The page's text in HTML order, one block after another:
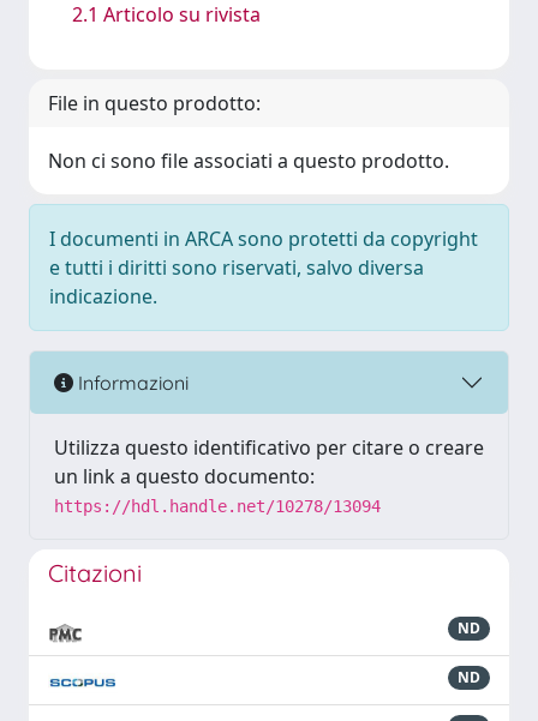
2.1 Articolo su rivista
File in questo prodotto:
Non ci sono file associati a questo prodotto.
I documenti in ARCA sono protetti da copyright
e tutti i diritti sono riservati, salvo diversa
indicazione.
Informazioni
Utilizza questo identificativo per citare o creare
un link a questo documento:
https://hdl.handle.net/10278/13094
Citazioni
ND
ND